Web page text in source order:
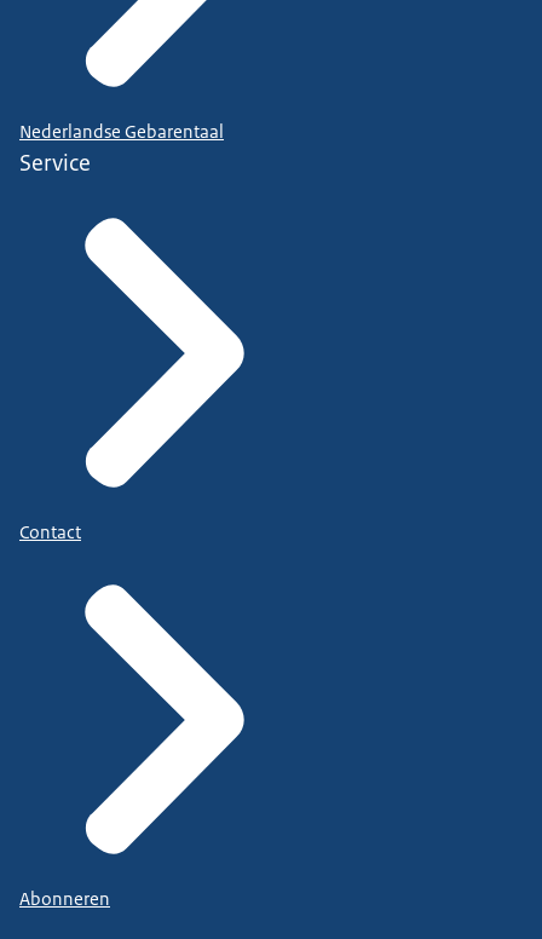
Nederlandse Gebarentaal
Service
Contact
Abonneren